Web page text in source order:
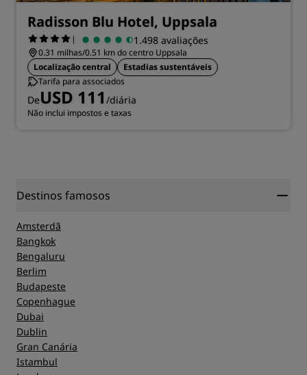
Radisson Blu Hotel, Uppsala
| 1.498 avaliações
0.31 milhas/0.51 km do centro Uppsala
Localização central
Estadias sustentáveis
Tarifa para associados
DeUSD 111 /diária
Não inclui impostos e taxas
Destinos famosos
Amsterdã
Bangkok
Bengaluru
Berlim
Budapeste
Copenhague
Dubai
Dublin
Gran Canária
Istambul